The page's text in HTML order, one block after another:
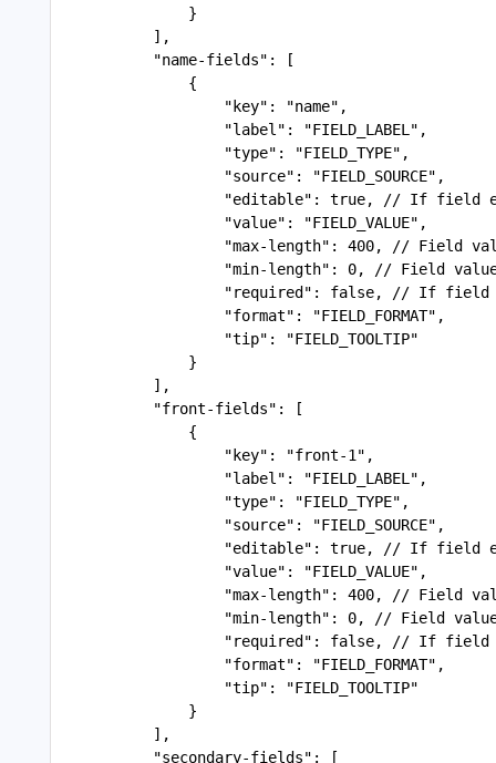
}
],
"name-fields": [
{
"key": "name",
"label": "FIELD_LABEL",
"type": "FIELD_TYPE",
"source": "FIELD_SOURCE",
"editable": true, // If field
"value": "FIELD_VALUE",
"max-length": 400, // Field value
"min-length": 0, // Field value
"required": false, // If field
"tip": "FIELD_TOOLTIP"
}
],
"front-fields": [
{
"key": "front-1",
"label": "FIELD_LABEL",
"type": "FIELD_TYPE",
"source": "FIELD_SOURCE",
"editable": true, // If field
"value": "FIELD_VALUE",
"max-length": 400, // Field value
"min-length": 0, // Field value
"required": false, // If field
"tip": "FIELD_TOOLTIP"
}
],
"secondary-fields": [